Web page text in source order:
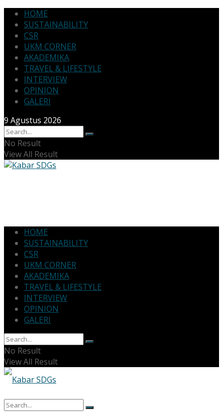
HOME
SUSTAINABILITY
CSR
UKM CORNER
AKADEMIKA
TRAVEL & LIFESTYLE
INTERVIEW
OPINION
GALERI
9 Agustus 2026
No Result
View All Result
HOME
SUSTAINABILITY
CSR
UKM CORNER
AKADEMIKA
TRAVEL & LIFESTYLE
INTERVIEW
OPINION
GALERI
No Result
View All Result